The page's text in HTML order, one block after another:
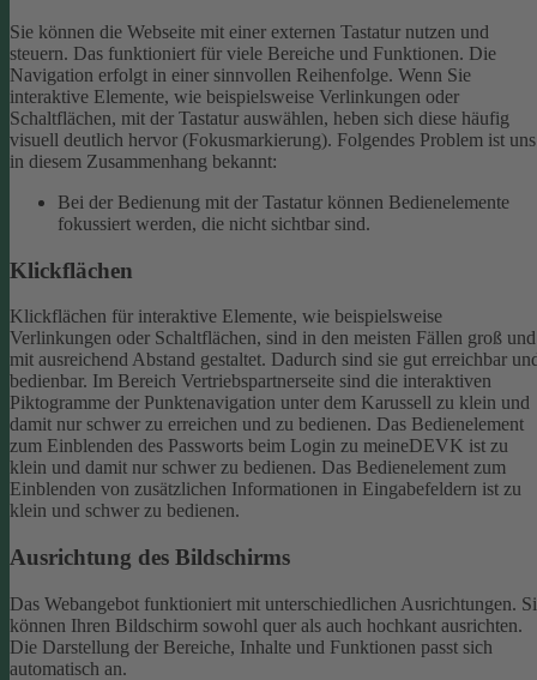
Sie können die Webseite mit einer externen Tastatur nutzen und
steuern. Das funktioniert für viele Bereiche und Funktionen. Die
Navigation erfolgt in einer sinnvollen Reihenfolge. Wenn Sie
interaktive Elemente, wie beispielsweise Verlinkungen oder
Schaltflächen, mit der Tastatur auswählen, heben sich diese häufig
visuell deutlich hervor (Fokusmarkierung). Folgendes Problem ist uns
in diesem Zusammenhang bekannt:
Bei der Bedienung mit der Tastatur können Bedienelemente
fokussiert werden, die nicht sichtbar sind.
Klickflächen
Klickflächen für interaktive Elemente, wie beispielsweise
Verlinkungen oder Schaltflächen, sind in den meisten Fällen groß und
mit ausreichend Abstand gestaltet. Dadurch sind sie gut erreichbar
bedienbar. Im Bereich Vertriebspartnerseite sind die interaktiven
Piktogramme der Punktenavigation unter dem Karussell zu klein und
damit nur schwer zu erreichen und zu bedienen. Das Bedienelement
zum Einblenden des Passworts beim Login zu meineDEVK ist zu
klein und damit nur schwer zu bedienen. Das Bedienelement zum
Einblenden von zusätzlichen Informationen in Eingabefeldern ist zu
klein und schwer zu bedienen.
Ausrichtung des Bildschirms
Das Webangebot funktioniert mit unterschiedlichen Ausrichtungen.
können Ihren Bildschirm sowohl quer als auch hochkant ausrichten.
Die Darstellung der Bereiche, Inhalte und Funktionen passt sich
automatisch an.